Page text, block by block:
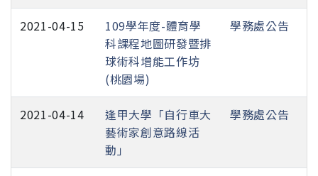
2021-04-15
109學年度-體育學
科課程地圖研發暨排
球術科增能工作坊
(桃園場)
學務處公告
2021-04-14
逢甲大學「自行車大
藝術家創意路線活
動」
學務處公告